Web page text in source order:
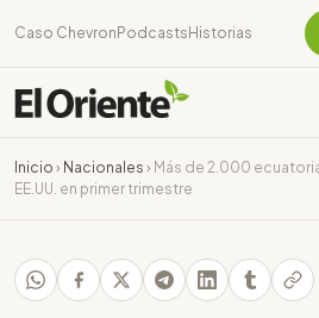
Caso Chevron Podcasts Historias
Inicio › Nacionales › Más de 2.000
EE.UU. en primer trimestre